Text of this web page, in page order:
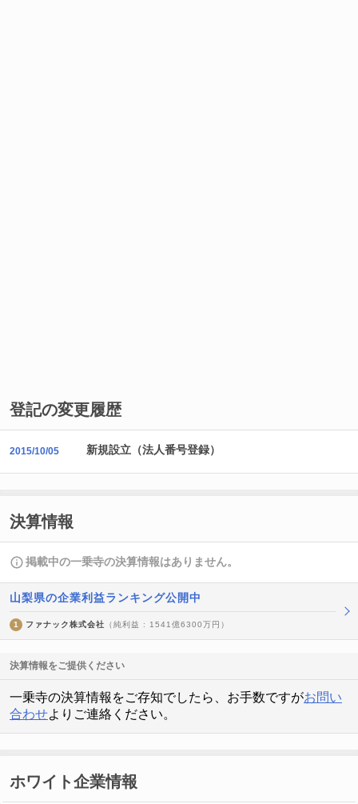
登記の変更履歴
2015/10/05 新規設立（法人番号登録）
決算情報
掲載中の一乗寺の決算情報はありません。
山梨県の企業利益ランキング公開中
1 ファナック株式会社 （純利益 : 1541億6300万円）
決算情報をご提供ください
一乗寺の決算情報をご存知でしたら、お手数ですがお問い
合わせよりご連絡ください。
ホワイト企業情報